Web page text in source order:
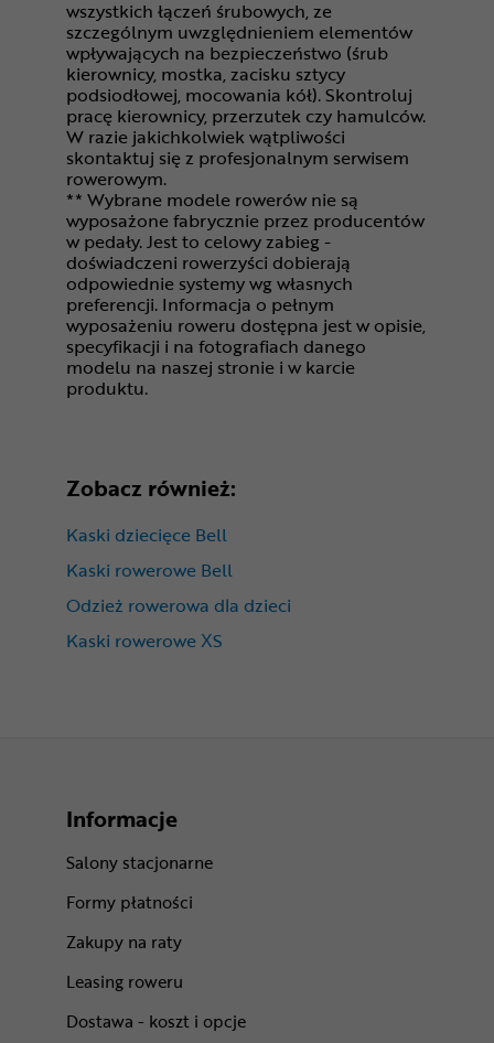
wszystkich łączeń śrubowych, ze
szczególnym uwzględnieniem elementów
wpływających na bezpieczeństwo (śrub
kierownicy, mostka, zacisku sztycy
podsiodłowej, mocowania kół). Skontroluj
pracę kierownicy, przerzutek czy hamulców.
W razie jakichkolwiek wątpliwości
skontaktuj się z profesjonalnym serwisem
rowerowym.
** Wybrane modele rowerów nie są
wyposażone fabrycznie przez producentów
w pedały. Jest to celowy zabieg -
doświadczeni rowerzyści dobierają
odpowiednie systemy wg własnych
preferencji. Informacja o pełnym
wyposażeniu roweru dostępna jest w opisie,
specyfikacji i na fotografiach danego
modelu na naszej stronie i w karcie
produktu.
Zobacz również:
Kaski dziecięce Bell
Kaski rowerowe Bell
Odzież rowerowa dla dzieci
Kaski rowerowe XS
Informacje
Salony stacjonarne
Formy płatności
Zakupy na raty
Leasing roweru
Dostawa - koszt i opcje